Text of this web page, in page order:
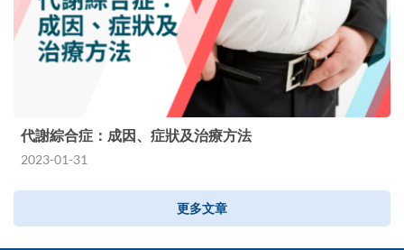
代謝綜合症：成因、症狀及治療方法
2023-01-31
更多文章